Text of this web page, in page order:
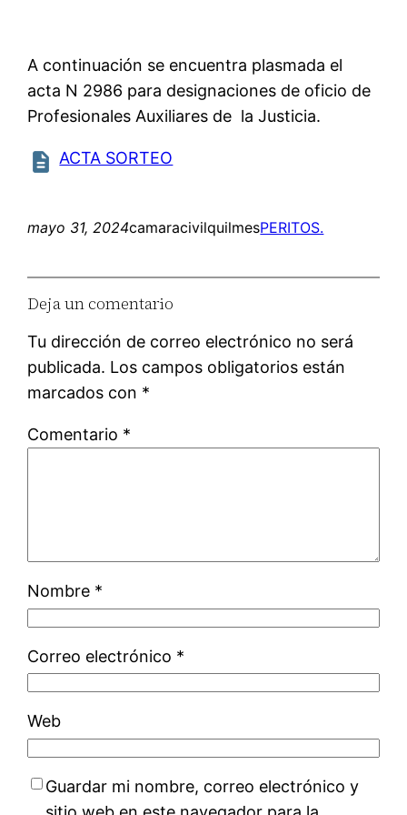
A continuación se encuentra plasmada el
acta N 2986 para designaciones de oficio de
Profesionales Auxiliares de la Justicia.
ACTA SORTEO
mayo 31, 2024camaracivilquilmesPERITOS.
Deja un comentario
Tu dirección de correo electrónico no será
publicada. Los campos obligatorios están
marcados con *
Comentario *
Nombre *
Correo electrónico *
Web
Guardar mi nombre, correo electrónico y